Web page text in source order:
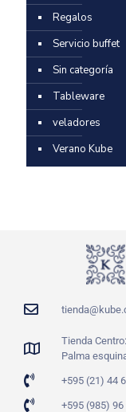
Regalos
Servicio buffet
Sin categoría
Tableware
veladores
Verano Kube
Tienda Centro:
Palma
+595 (21) 44
+595 (985) 96